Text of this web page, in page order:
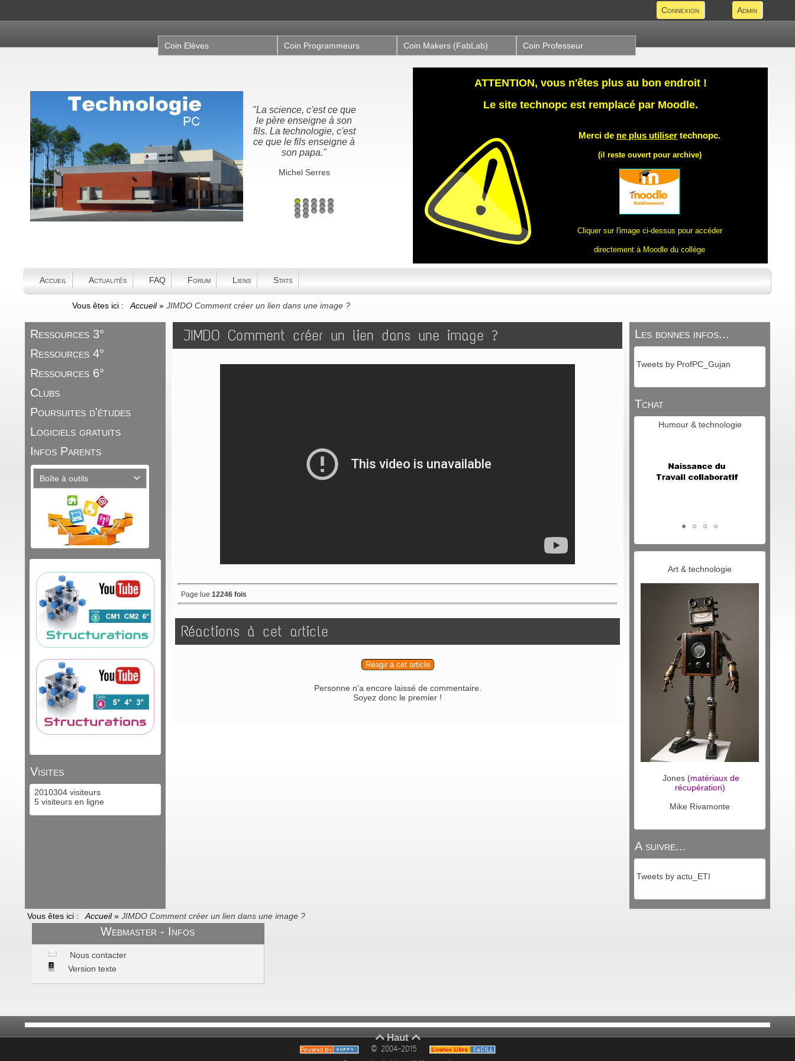
Coin Elèves Coin Programmeurs Coin Makers (FabLab) Coin Professeur
"La science, c'est ce que
le père enseigne à son
fils. La technologie, c'est
ce que le fils enseigne à
son papa."
Michel Serres
1 2 3 4 5
6 7 8 9 10
11 12
ATTENTION, vous n'êtes plus au bon endroit !
Le site technopc est remplacé par Moodle.
Merci de ne plus utiliser technopc.
(il reste ouvert pour archive)
Cliquer sur l'image ci-dessus pour accéder
directement à Moodle du collège
Admin
Accueil
Connexion
Actualités FAQ Forum Liens Stats
Vous êtes ici : Accueil» JIMDO Comment créer un lien dans une image ?
Ressources 3°
Ressources 4°
Ressources 6°
Clubs
Poursuites d'études
Logiciels gratuits
Infos Parents
Boîte à outils 
Visites
2010304 visiteurs
5 visiteurs en ligne
JIMDO Comment créer un lien dans une image ?
Page lue 12246 fois
Réactions à cet article
Réagir à cet article
Personne n'a encore laissé de commentaire.
Soyez donc le premier !
Les bonnes infos...
Tweets by ProfPC_Gujan
Tchat
Humour & technologie
Art & technologie
Jones (matériaux de
récupération)
Mike Rivamonte
A suivre...
Tweets by actu_ETI
Vous êtes ici : Accueil» JIMDO Comment créer un lien dans une image ?
Webmaster - Infos
Nous contacter
Version texte
Haut
© 2004-2015